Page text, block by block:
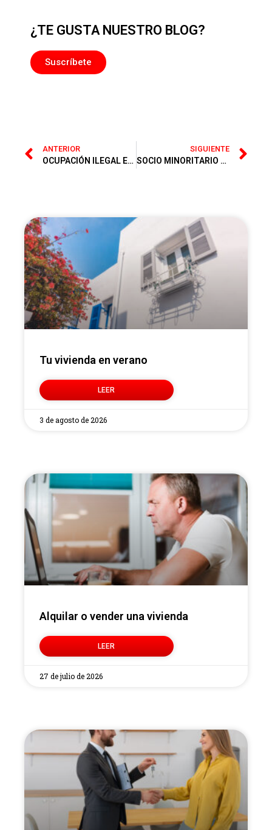
¿TE GUSTA NUESTRO BLOG?
Suscríbete
ANTERIOR
OCUPACIÓN ILEGAL EN VIVIENDA PÚBLICA
SIGUIENTE
SOCIO MINORITARIO Y ADMINISTRADOR
Tu vivienda en verano
LEER
3 de agosto de 2026
Alquilar o vender una vivienda
LEER
27 de julio de 2026